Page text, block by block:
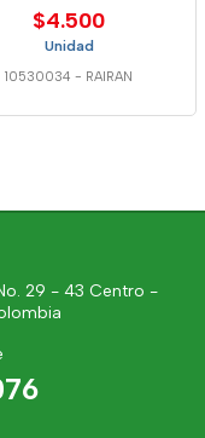
$4.500
Unidad
10530034 - RAIRAN
29 - 43 Centro -